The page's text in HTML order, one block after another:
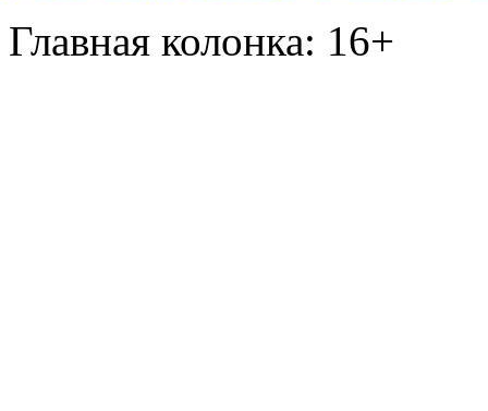
Главная колонка: 16+